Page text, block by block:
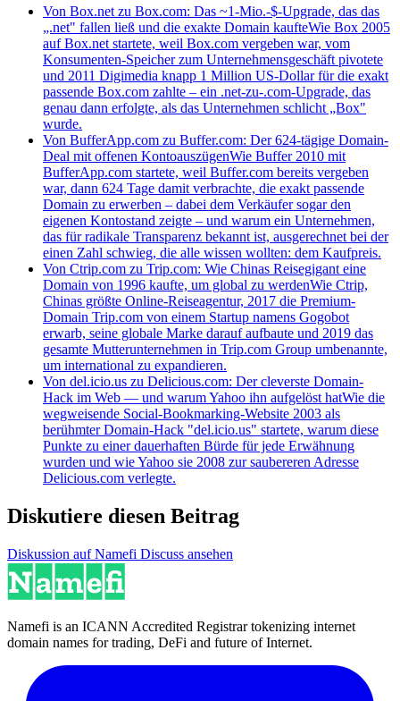
Von Box.net zu Box.com: Das ~1-Mio.-$-Upgrade, das das
„.net" fallen ließ und die exakte Domain kaufteWie Box 2005
auf Box.net startete, weil Box.com vergeben war, vom
Konsumenten-Speicher zum Unternehmensgeschäft pivotete
und 2011 Digimedia knapp 1 Million US-Dollar für die exakt
passende Box.com zahlte – ein .net-zu-.com-Upgrade, das
genau dann erfolgte, als das Unternehmen schlicht „Box"
wurde.
Von BufferApp.com zu Buffer.com: Der 624-tägige Domain-
Deal mit offenen KontoauszügenWie Buffer 2010 mit
BufferApp.com startete, weil Buffer.com bereits vergeben
war, dann 624 Tage damit verbrachte, die exakt passende
Domain zu erwerben – dabei dem Verkäufer sogar den
eigenen Kontostand zeigte – und warum ein Unternehmen,
das für radikale Transparenz bekannt ist, ausgerechnet bei der
einen Zahl schwieg, die alle wissen wollten: dem Kaufpreis.
Von Ctrip.com zu Trip.com: Wie Chinas Reisegigant eine
Domain von 1996 kaufte, um global zu werdenWie Ctrip,
Chinas größte Online-Reiseagentur, 2017 die Premium-
Domain Trip.com von einem Startup namens Gogobot
erwarb, seine globale Marke darauf aufbaute und 2019 das
gesamte Mutterunternehmen in Trip.com Group umbenannte,
um international zu expandieren.
Von del.icio.us zu Delicious.com: Der cleverste Domain-
Hack im Web — und warum Yahoo ihn aufgelöst hatWie die
wegweisende Social-Bookmarking-Website 2003 als
berühmter Domain-Hack "del.icio.us" startete, warum diese
Punkte zu einer dauerhaften Bürde für jede Erwähnung
wurden und wie Yahoo sie 2008 zur saubereren Adresse
Delicious.com verlegte.
Diskutiere diesen Beitrag
Diskussion auf Namefi Discuss ansehen
Namefi is an ICANN Accredited Registrar tokenizing internet
domain names for trading, DeFi and future of Internet.